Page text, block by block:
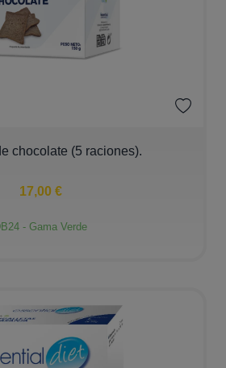
chocolate (5 raciones).
17,00 €
- Gama Verde